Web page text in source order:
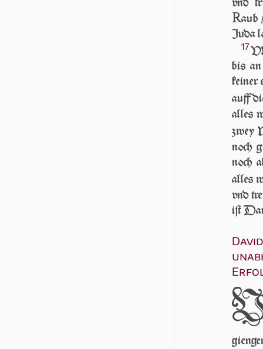
vnd
Raub
Juda
17
bis
keiner
auff
alles
zwey
noch
noch
alles
vnd
iſt